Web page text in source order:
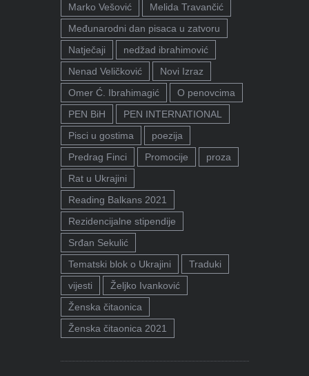
Marko Vešović
Melida Travančić
Međunarodni dan pisaca u zatvoru
Natječaji
nedžad ibrahimović
Nenad Veličković
Novi Izraz
Omer Ć. Ibrahimagić
O penovcima
PEN BiH
PEN INTERNATIONAL
Pisci u gostima
poezija
Predrag Finci
Promocije
proza
Rat u Ukrajini
Reading Balkans 2021
Rezidencijalne stipendije
Srđan Sekulić
Tematski blok o Ukrajini
Traduki
vijesti
Željko Ivanković
Ženska čitaonica
Ženska čitaonica 2021